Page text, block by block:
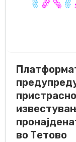
во Тетово